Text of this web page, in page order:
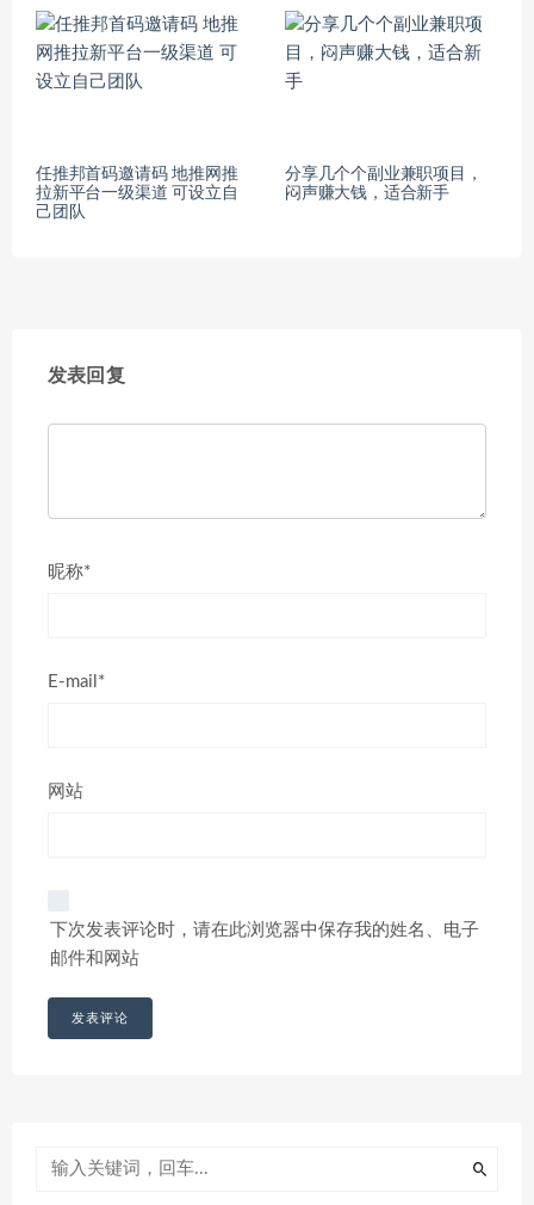
任推邦首码邀请码 地推网推
拉新平台一级渠道 可设立自
己团队
分享几个个副业兼职项目，
闷声赚大钱，适合新手
发表回复
昵称*
E-mail*
网站
下次发表评论时，请在此浏览器中保存我的姓名、电子
邮件和网站